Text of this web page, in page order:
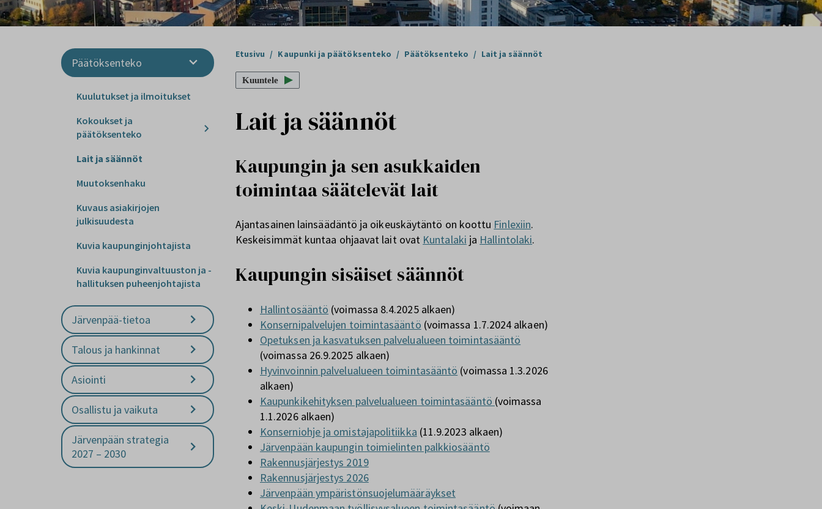
Päätöksenteko
Kuulutukset ja ilmoitukset
Kokoukset ja
päätöksenteko
Lait ja säännöt
Muutoksenhaku
Kuvaus asiakirjojen
julkisuudesta
Kuvia kaupunginjohtajista
Kuvia kaupunginvaltuuston ja -
hallituksen puheenjohtajista
Järvenpää-tietoa
Talous ja hankinnat
Asiointi
Osallistu ja vaikuta
Järvenpään strategia
2027 – 2030
Etusivu / Kaupunki ja päätöksenteko / Päätöksenteko / Lait ja säännöt
Kuuntele
Lait ja säännöt
Kaupungin ja sen asukkaiden
toimintaa säätelevät lait
Ajantasainen lainsäädäntö ja oikeuskäytäntö on koottu Finlexiin.
Keskeisimmät kuntaa ohjaavat lait ovat Kuntalaki ja Hallintolaki.
Kaupungin sisäiset säännöt
Hallintosääntö (voimassa 8.4.2025 alkaen)
Konsernipalvelujen toimintasääntö (voimassa 1.7.2024 alkaen)
Opetuksen ja kasvatuksen palvelualueen toimintasääntö
(voimassa 26.9.2025 alkaen)
Hyvinvoinnin palvelualueen toimintasääntö (voimassa 1.3.2026
alkaen)
Kaupunkikehityksen palvelualueen toimintasääntö (voimassa
1.1.2026 alkaen)
Konserniohje ja omistajapolitiikka (11.9.2023 alkaen)
Järvenpään kaupungin toimielinten palkkiosääntö
Rakennusjärjestys 2019
Rakennusjärjestys 2026
Järvenpään ympäristönsuojelumääräykset